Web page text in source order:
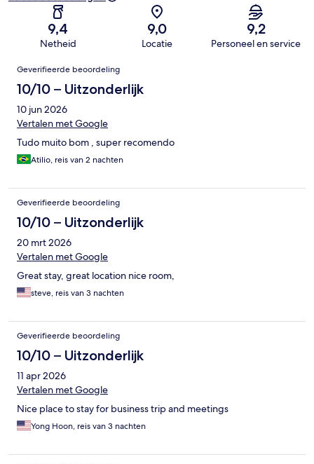
9,4
Netheid
9,0
Locatie
9,2
Personeel en service
Beoordelingen
Geverifieerde beoordeling
10/10 – Uitzonderlijk
10 jun 2026
Vertalen met Google
Tudo muito bom , super recomendo
Atilio, reis van 2 nachten
Geverifieerde beoordeling
10/10 – Uitzonderlijk
20 mrt 2026
Vertalen met Google
Great stay, great location nice room,
steve, reis van 3 nachten
Geverifieerde beoordeling
10/10 – Uitzonderlijk
11 apr 2026
Vertalen met Google
Nice place to stay for business trip and meetings
Yong Hoon, reis van 3 nachten